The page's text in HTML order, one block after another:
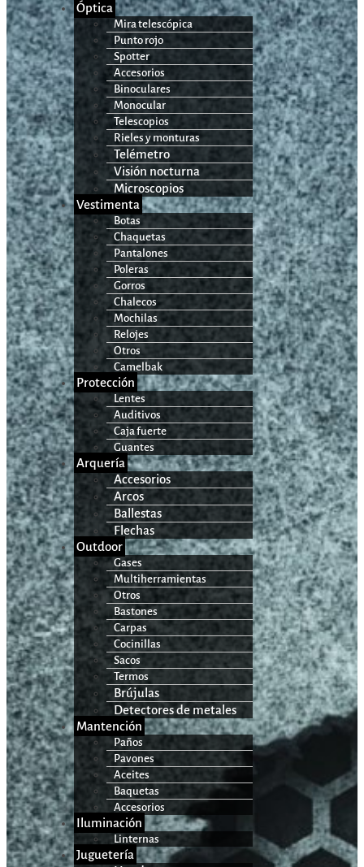
Óptica
Mira telescópica
Punto rojo
Spotter
Accesorios
Binoculares
Monocular
Telescopios
Rieles y monturas
Telémetro
Visión nocturna
Microscopios
Vestimenta
Botas
Chaquetas
Pantalones
Poleras
Gorros
Chalecos
Mochilas
Relojes
Otros
Camelbak
Protección
Lentes
Auditivos
Caja fuerte
Guantes
Arquería
Accesorios
Arcos
Ballestas
Flechas
Outdoor
Gases
Multiherramientas
Otros
Bastones
Carpas
Cocinillas
Sacos
Termos
Brújulas
Detectores de metales
Mantención
Paños
Pavones
Aceites
Baquetas
Accesorios
Iluminación
Linternas
Juguetería